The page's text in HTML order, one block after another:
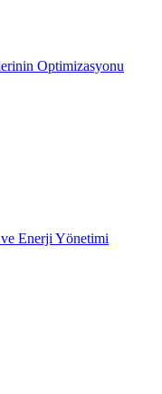
Optimizasyonu
Enerji Yönetimi